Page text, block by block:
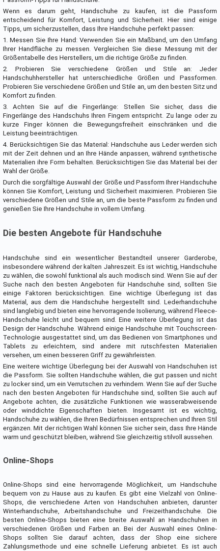
Wenn es darum geht, Handschuhe zu kaufen, ist die Passform
entscheidend für Komfort, Leistung und Sicherheit. Hier sind einige
Tipps, um sicherzustellen, dass Ihre Handschuhe perfekt passen:
1. Messen Sie Ihre Hand: Verwenden Sie ein Maßband, um den Umfang
Ihrer Handfläche zu messen. Vergleichen Sie diese Messung mit der
Größentabelle des Herstellers, um die richtige Größe zu finden.
2. Probieren Sie verschiedene Größen und Stile an: Jeder
Handschuhhersteller hat unterschiedliche Größen und Passformen.
Probieren Sie verschiedene Größen und Stile an, um den besten Sitz und
Komfort zu finden.
3. Achten Sie auf die Fingerlänge: Stellen Sie sicher, dass die
Fingerlänge des Handschuhs Ihren Fingern entspricht. Zu lange oder zu
kurze Finger können die Bewegungsfreiheit einschränken und die
Leistung beeinträchtigen.
4. Berücksichtigen Sie das Material: Handschuhe aus Leder werden sich
mit der Zeit dehnen und an Ihre Hände anpassen, während synthetische
Materialien ihre Form behalten. Berücksichtigen Sie das Material bei der
Wahl der Größe.
Durch die sorgfältige Auswahl der Größe und Passform Ihrer Handschuhe
können Sie Komfort, Leistung und Sicherheit maximieren. Probieren Sie
verschiedene Größen und Stile an, um die beste Passform zu finden und
genießen Sie Ihre Handschuhe in vollem Umfang.
Die besten Angebote für Handschuhe
Handschuhe sind ein wesentlicher Bestandteil unserer Garderobe,
insbesondere während der kalten Jahreszeit. Es ist wichtig, Handschuhe
zu wählen, die sowohl funktional als auch modisch sind. Wenn Sie auf der
Suche nach den besten Angeboten für Handschuhe sind, sollten Sie
einige Faktoren berücksichtigen. Eine wichtige Überlegung ist das
Material, aus dem die Handschuhe hergestellt sind. Lederhandschuhe
sind langlebig und bieten eine hervorragende Isolierung, während Fleece-
Handschuhe leicht und bequem sind. Eine weitere Überlegung ist das
Design der Handschuhe. Während einige Handschuhe mit Touchscreen-
Technologie ausgestattet sind, um das Bedienen von Smartphones und
Tablets zu erleichtern, sind andere mit rutschfesten Materialien
versehen, um einen besseren Griff zu gewährleisten.
Eine weitere wichtige Überlegung bei der Auswahl von Handschuhen ist
die Passform. Sie sollten Handschuhe wählen, die gut passen und nicht
zu locker sind, um ein Verrutschen zu verhindern. Wenn Sie auf der Suche
nach den besten Angeboten für Handschuhe sind, sollten Sie auch auf
Angebote achten, die zusätzliche Funktionen wie wasserabweisende
oder winddichte Eigenschaften bieten. Insgesamt ist es wichtig,
Handschuhe zu wählen, die Ihren Bedürfnissen entsprechen und Ihren Stil
ergänzen. Mit der richtigen Wahl können Sie sicher sein, dass Ihre Hände
warm und geschützt bleiben, während Sie gleichzeitig stilvoll aussehen.
Online-Shops
Online-Shops sind eine hervorragende Möglichkeit, um Handschuhe
bequem von zu Hause aus zu kaufen. Es gibt eine Vielzahl von Online-
Shops, die verschiedene Arten von Handschuhen anbieten, darunter
Winterhandschuhe, Arbeitshandschuhe und Freizeithandschuhe. Die
besten Online-Shops bieten eine breite Auswahl an Handschuhen in
verschiedenen Größen und Farben an. Bei der Auswahl eines Online-
Shops sollten Sie darauf achten, dass der Shop eine sichere
Zahlungsmethode und eine schnelle Lieferung anbietet. Es ist auch